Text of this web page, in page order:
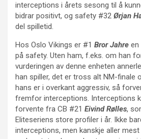
interceptions i årets sesong til å
bidrar positivt, og safety #32 Ørjan
del spilletid.
Hos Oslo Vikings er #1 Bror Jahre en
på safety. Uten ham, f.eks. om han
vurderingen av denne enheten
han spiller, det er tross alt NM-finale
hans er i overkant aggressiv, så
fremfor interceptions. Interceptions
forvente fra CB #21 Eivind Rølles,
Eliteseriens store profiler i år. Ikke
interceptions, men kanskje aller